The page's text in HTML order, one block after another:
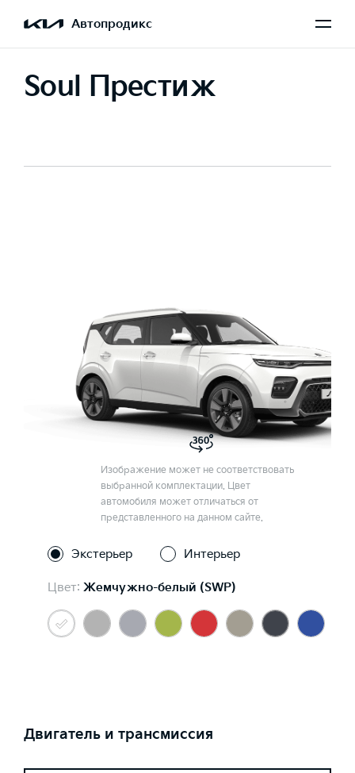
Автопродикс
Soul Престиж
Изображение может не соответствовать
выбранной комплектации. Цвет
автомобиля может отличаться от
представленного на данном сайте.
Экстерьер Интерьер
Цвет: Жемчужно-белый (SWP)
Двигатель и трансмиссия